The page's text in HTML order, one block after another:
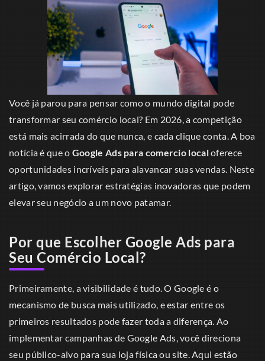
Você já parou para pensar como o mundo digital pode
transformar seu comércio local? Em 2026, a competição
está mais acirrada do que nunca, e cada clique conta. A boa
notícia é que o Google Ads para comercio localoferece
oportunidades incríveis para alavancar suas vendas. Neste
artigo, vamos explorar estratégias inovadoras que podem
elevar seu negócio a um novo patamar.
Por que Escolher Google Ads para
Seu Comércio Local?
Primeiramente, a visibilidade é tudo. O Google é o
mecanismo de busca mais utilizado, e estar entre os
primeiros resultados pode fazer toda a diferença. Ao
implementar campanhas de Google Ads, você direciona
seu público-alvo para sua loja física ou site. Aqui estão